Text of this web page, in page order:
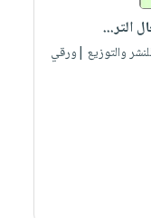
التر...
للنشر والتوزيع |ورقي